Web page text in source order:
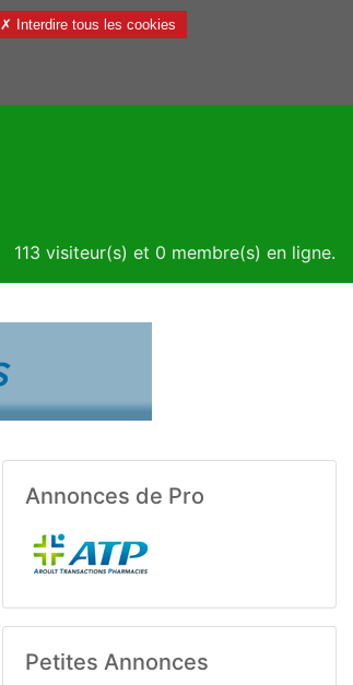
113 visiteur(s) et 0 membre(s) en ligne.
Annonces de Pro
Petites Annonces
✗ Interdire tous les cookies